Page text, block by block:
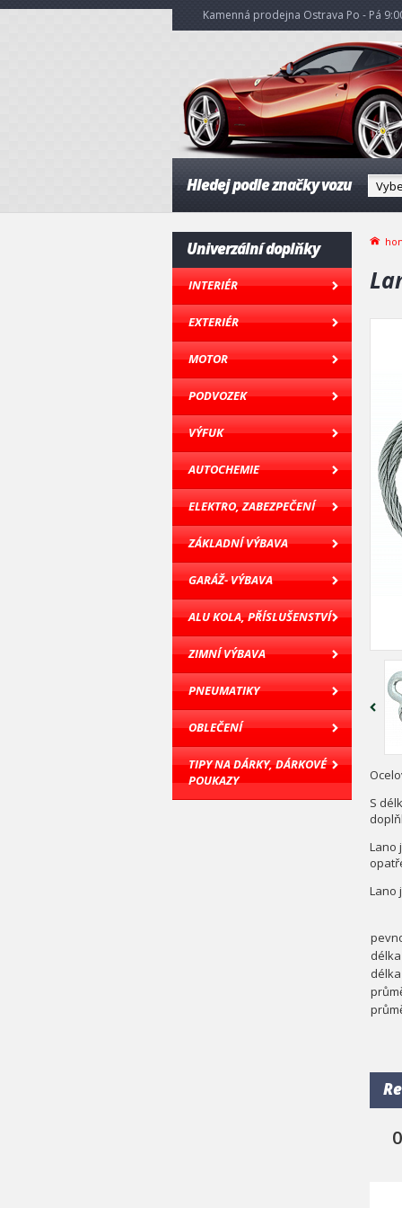
Kamenná prodejna Ostrava Po - Pá
Hledej podle značky vozu
Univerzální doplňky
INTERIÉR
EXTERIÉR
MOTOR
PODVOZEK
VÝFUK
AUTOCHEMIE
ELEKTRO, ZABEZPEČENÍ
ZÁKLADNÍ VÝBAVA
GARÁŽ- VÝBAVA
ALU KOLA, PŘÍSLUŠENSTVÍ
ZIMNÍ VÝBAVA
PNEUMATIKY
OBLEČENÍ
TIPY NA DÁRKY, DÁRKOVÉ
POUKAZY
S
Lano
Lano
délka